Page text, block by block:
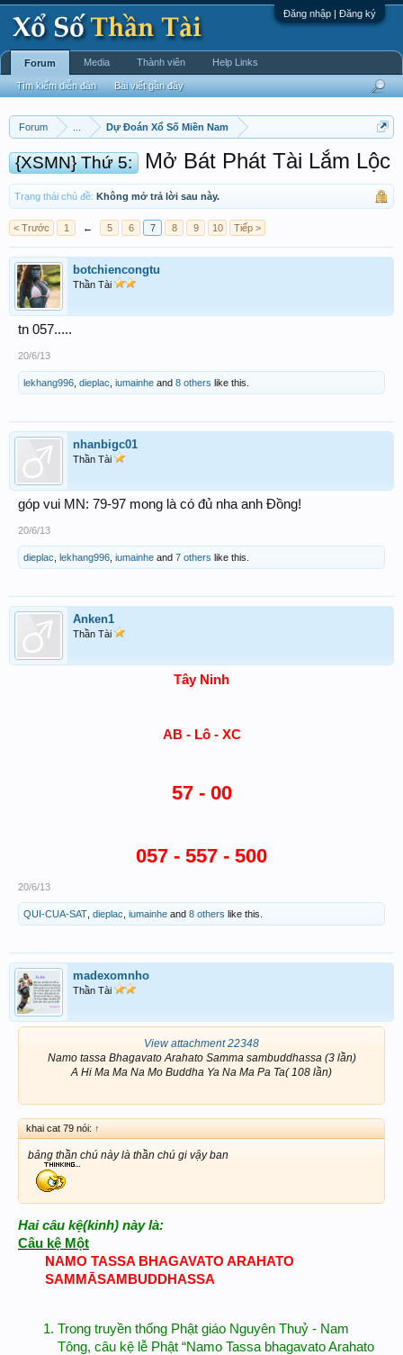
Đăng nhập | Đăng ký
Forum Dự Đoán Xổ Số Miền Nam
{XSMN} Thứ 5: Mở Bát Phát Tài Lắm Lộc
Trạng thái chủ đề: Không mở trả lời sau này.
< Trước 1 ← 5 6 7 8 9 10 Tiếp >
botchiencongtu
Thần Tài
tn 057.....
20/6/13
lekhang996 dieplac iumainhe and 8 others like this.
nhanbigc01
Thần Tài
góp vui MN: 79-97 mong là có đủ nha anh Đồng!
20/6/13
dieplac lekhang996 iumainhe and 7 others like this.
Anken1
Thần Tài
Tây Ninh
AB - Lô - XC
57 - 00
057 - 557 - 500
20/6/13
QUI-CUA-SAT dieplac iumainhe and 8 others like this.
madexomnho
Thần Tài
View attachment 22348
Namo tassa Bhagavato Arahato Samma sambuddhassa (3 lần)
A Hi Ma Ma Na Mo Buddha Ya Na Ma Pa Ta( 108 lần)
khai cat 79 nói: ↑
bảng thần chú này là thần chú gi vậy ban
Hai câu kệ(kinh) này là:
Câu kệ Một
NAMO TASSA BHAGAVATO ARAHATO
SAMMĀSAMBUDDHASSA​
Trong truyền thống Phật giáo Nguyên Thuỷ - Nam
Tông, câu kệ lễ Phật “Namo Tassa bhagavato Arahato
Forum
Tìm kiếm diễn đàn Bài viết gần đây
Media Thành viên Help Links